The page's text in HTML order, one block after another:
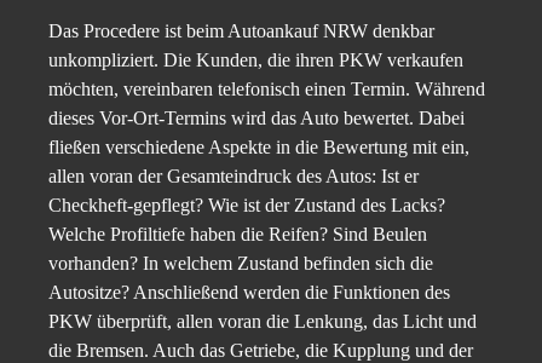
Das Procedere ist beim Autoankauf NRW denkbar
unkompliziert. Die Kunden, die ihren PKW verkaufen
möchten, vereinbaren telefonisch einen Termin. Während
dieses Vor-Ort-Termins wird das Auto bewertet. Dabei
fließen verschiedene Aspekte in die Bewertung mit ein,
allen voran der Gesamteindruck des Autos: Ist er
Checkheft-gepflegt? Wie ist der Zustand des Lacks?
Welche Profiltiefe haben die Reifen? Sind Beulen
vorhanden? In welchem Zustand befinden sich die
Autositze? Anschließend werden die Funktionen des
PKW überprüft, allen voran die Lenkung, das Licht und
die Bremsen. Auch das Getriebe, die Kupplung und der